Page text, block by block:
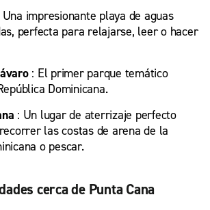
impresionante playa de aguas
perfecta para relajarse, leer o hacer
: El primer parque temático
Dominicana.
: Un lugar de aterrizaje perfecto
las costas de arena de la
o pescar.
cerca de Punta Cana